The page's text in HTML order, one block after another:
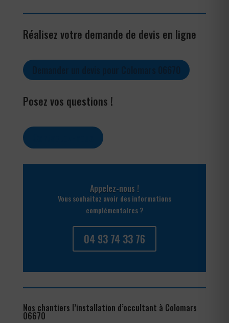
Réalisez votre demande de devis en ligne
Posez vos questions !
Appelez-nous !
Vous souhaitez avoir des informations
complémentaires ?
04 93 74 33 76
Nos chantiers l’installation d’occultant à Colomars
06670